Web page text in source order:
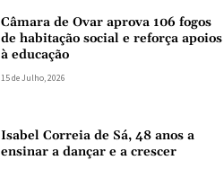
Câmara de Ovar aprova 106 fogos
de habitação social e reforça apoios
à educação
15 de Julho, 2026
Isabel Correia de Sá, 48 anos a
ensinar a dançar e a crescer